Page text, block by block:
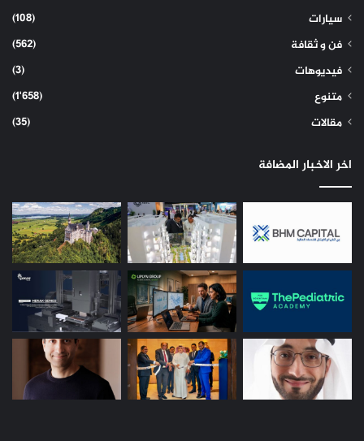
سيارات
(108)
فن و ثقافة
(562)
فيديوهات
(3)
متنوع
(1٬658)
مقالات
(35)
اخر الاخبار المضافة